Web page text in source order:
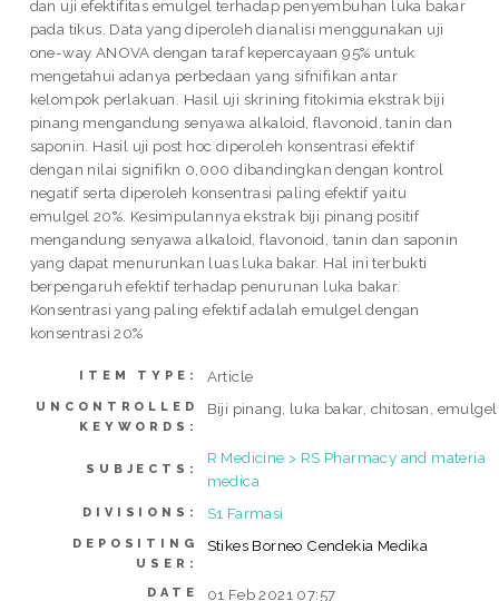
dan uji efektifitas emulgel terhadap penyembuhan luka bakar
pada tikus. Data yang diperoleh dianalisi menggunakan uji
one-way ANOVA dengan taraf kepercayaan 95% untuk
mengetahui adanya perbedaan yang sifnifikan antar
kelompok perlakuan. Hasil uji skrining fitokimia ekstrak biji
pinang mengandung senyawa alkaloid, flavonoid, tanin dan
saponin. Hasil uji post hoc diperoleh konsentrasi efektif
dengan nilai signifikn 0,000 dibandingkan dengan kontrol
negatif serta diperoleh konsentrasi paling efektif yaitu
emulgel 20%. Kesimpulannya ekstrak biji pinang positif
mengandung senyawa alkaloid, flavonoid, tanin dan saponin
yang dapat menurunkan luas luka bakar. Hal ini terbukti
berpengaruh efektif terhadap penurunan luka bakar.
Konsentrasi yang paling efektif adalah emulgel dengan
konsentrasi 20%
ITEM TYPE: Article
UNCONTROLLED
KEYWORDS:
Biji pinang, luka bakar, chitosan, emulgel
SUBJECTS:
R Medicine > RS Pharmacy and materia
medica
DIVISIONS: S1 Farmasi
DEPOSITING
USER:
Stikes Borneo Cendekia Medika
DATE 01 Feb 2021 07:57